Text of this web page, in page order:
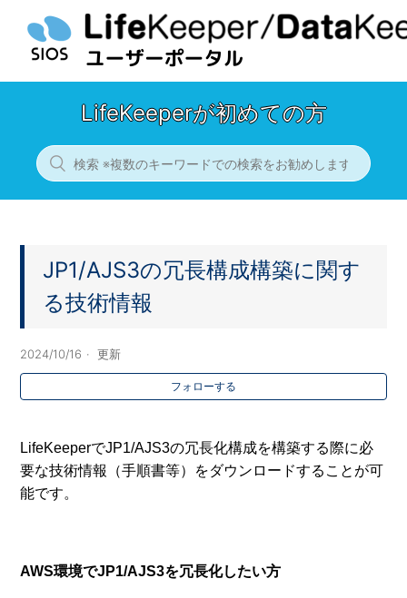
LifeKeeperが初めての方
JP1/AJS3の冗長構成構築に関す
る技術情報
2024/10/16 更新
フォローする
LifeKeeperでJP1/AJS3の冗長化構成を構築する際に必
要な技術情報（手順書等）をダウンロードすることが可
能です。
AWS環境でJP1/AJS3を冗長化したい方